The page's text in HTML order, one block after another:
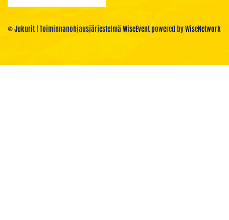
© Jukurit | Toiminnanohjausjärjestelmä WiseEventpowered byWiseNetwork